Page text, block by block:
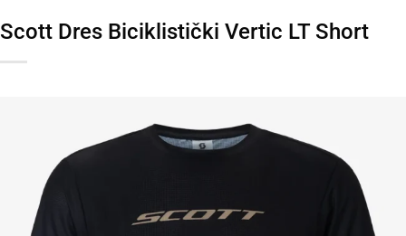
Scott Dres Biciklistički Vertic LT Short